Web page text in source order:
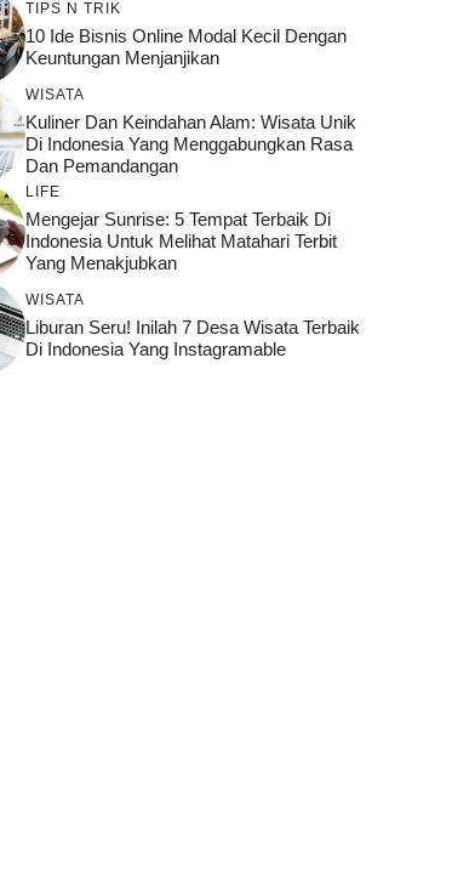
TIPS N TRIK
10 Ide Bisnis Online Modal Kecil Dengan
Keuntungan Menjanjikan
WISATA
Kuliner Dan Keindahan Alam: Wisata Unik
Di Indonesia Yang Menggabungkan Rasa
Dan Pemandangan
LIFE
Mengejar Sunrise: 5 Tempat Terbaik Di
Indonesia Untuk Melihat Matahari Terbit
Yang Menakjubkan
WISATA
Liburan Seru! Inilah 7 Desa Wisata Terbaik
Di Indonesia Yang Instagramable